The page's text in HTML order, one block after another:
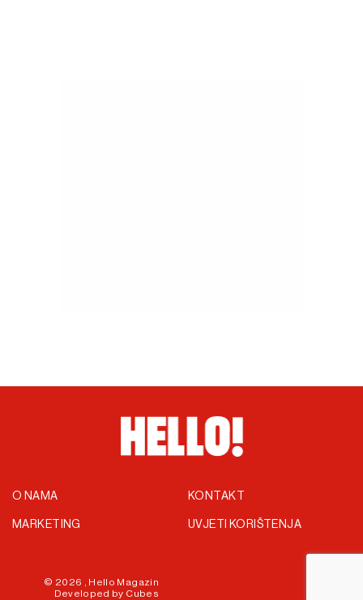
O NAMA
MARKETING
KONTAKT
UVJETI KORIŠTENJA
© 2026 , Hello Magazin
Developed by Cubes